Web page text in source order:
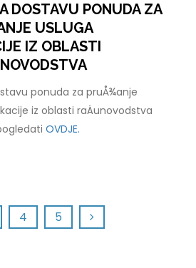
DOSTAVU PONUDA ZA
USLUGA
IZ OBLASTI
ponuda za pruÅ¾anje
iz oblasti raÄunovodstva
OVDJE.
4 5